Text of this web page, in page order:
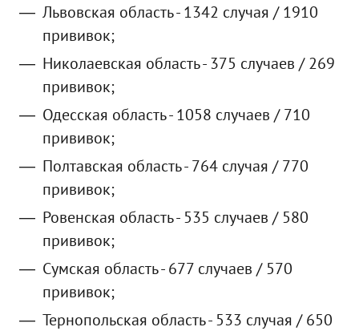
Львовская область - 1342 случая / 1910
прививок;
Николаевская область - 375 случаев / 269
прививок;
Одесская область - 1058 случаев / 710
прививок;
Полтавская область - 764 случая / 770
прививок;
Ровенская область - 535 случаев / 580
прививок;
Сумская область - 677 случаев / 570
прививок;
Тернопольская область - 533 случая / 650